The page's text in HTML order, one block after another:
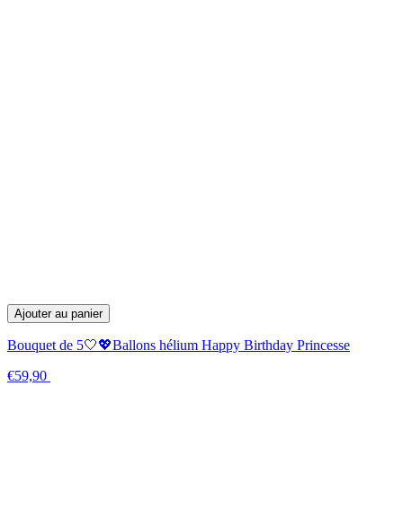
Ajouter au panier
Bouquet de 5🤍💖Ballons hélium Happy Birthday Princesse
€59,90